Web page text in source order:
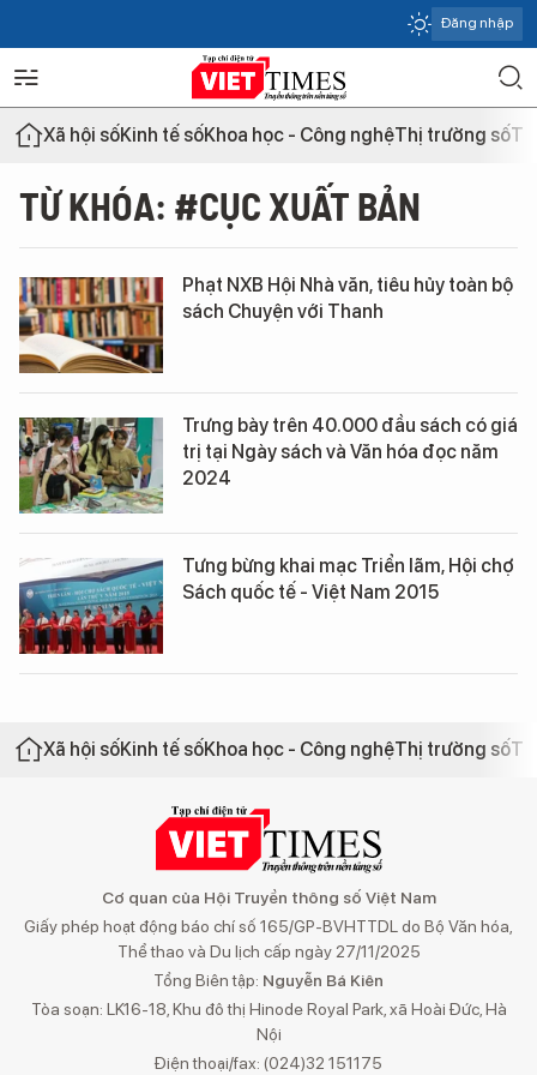
Đăng nhập
Xã hội sốKinh tế sốKhoa học - Công nghệThị trường số
TỪ KHÓA: #CỤC XUẤT BẢN
Phạt NXB Hội Nhà văn, tiêu hủy toàn bộ
sách Chuyện với Thanh
Trưng bày trên 40.000 đầu sách có giá
trị tại Ngày sách và Văn hóa đọc năm
2024
Tưng bừng khai mạc Triển lãm, Hội chợ
Sách quốc tế - Việt Nam 2015
Xã hội sốKinh tế sốKhoa học - Công nghệThị trường số
Cơ quan của Hội Truyền thông số Việt Nam
Giấy phép hoạt động báo chí số 165/GP-BVHTTDL do Bộ Văn hóa,
Thể thao và Du lịch cấp ngày 27/11/2025
Tổng Biên tập: Nguyễn Bá Kiên
Tòa soạn: LK16-18, Khu đô thị Hinode Royal Park, xã Hoài Đức, Hà
Nội
Điện thoại/fax: (024)32 151175